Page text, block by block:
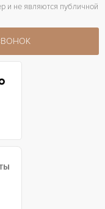
и не являются публичной